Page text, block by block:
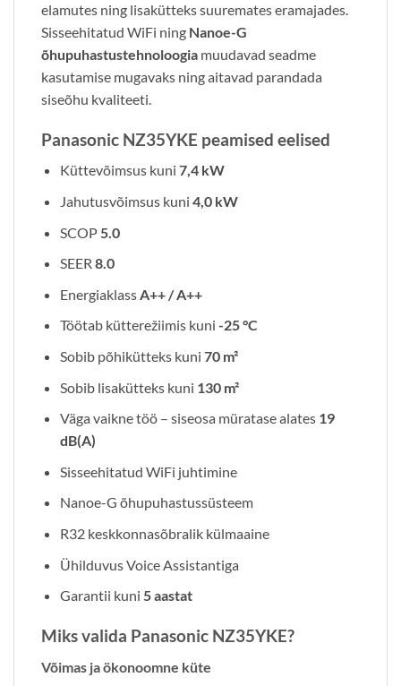
elamutes ning lisakütteks suuremates eramajades.
Sisseehitatud WiFi ning Nanoe-G
õhupuhastustehnoloogia muudavad seadme
kasutamise mugavaks ning aitavad parandada
siseõhu kvaliteeti.
Panasonic NZ35YKE peamised eelised
Küttevõimsus kuni 7,4 kW
Jahutusvõimsus kuni 4,0 kW
SCOP 5.0
SEER 8.0
Energiaklass A++ / A++
Töötab kütterežiimis kuni -25 °C
Sobib põhikütteks kuni 70 m²
Sobib lisakütteks kuni 130 m²
Väga vaikne töö – siseosa müratase alates 19
dB(A)
Sisseehitatud WiFi juhtimine
Nanoe-G õhupuhastussüsteem
R32 keskkonnasõbralik külmaaine
Ühilduvus Voice Assistantiga
Garantii kuni 5 aastat
Miks valida Panasonic NZ35YKE?
Võimas ja ökonoomne küte